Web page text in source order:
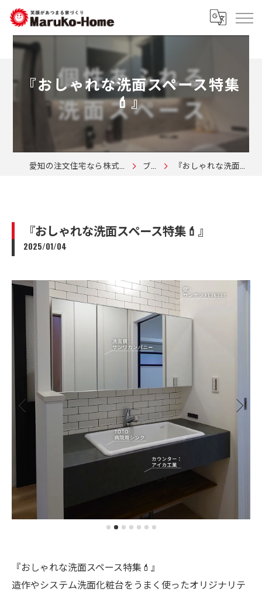
『おしゃれな洗面スペース特集
💄』
愛知の注文住宅なら株式会社マルコーホーム ブログ 『おしゃれな洗面スペース特集💄』
『おしゃれな洗面スペース特集💄』
2025/01/04
『おしゃれな洗面スペース特集💄』
造作やシステム洗面化粧台をうまく使ったオリジナリテ